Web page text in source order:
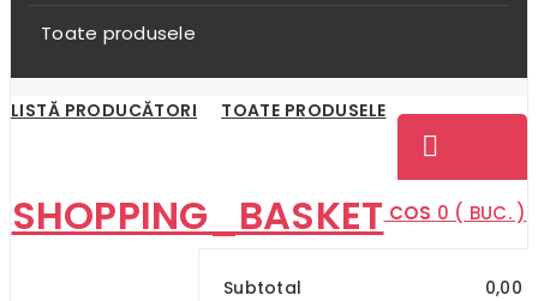
Toate produsele
LISTĂ PRODUCĂTORI TOATE PRODUSELE
PRODUSE
SHOPPING_BASKET COS 0 ( BUC. )
Subtotal
0,00